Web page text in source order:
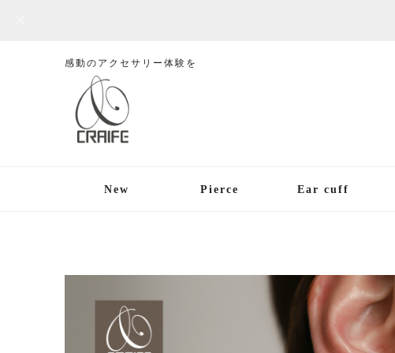
感動のアクセサリー体験を
New Pierce Ear cuff